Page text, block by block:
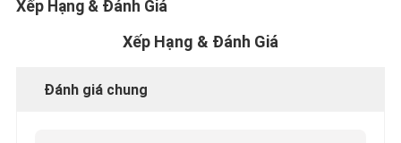
Xếp Hạng & Đánh Giá
Xếp Hạng & Đánh Giá
Đánh giá chung